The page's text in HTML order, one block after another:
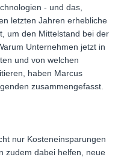
- und das,
letzten Jahren erhebliche
um den Mittelstand bei der
Unternehmen jetzt in
und von welchen
haben Marcus
zusammengefasst.
nur Kosteneinsparungen
zudem dabei helfen, neue